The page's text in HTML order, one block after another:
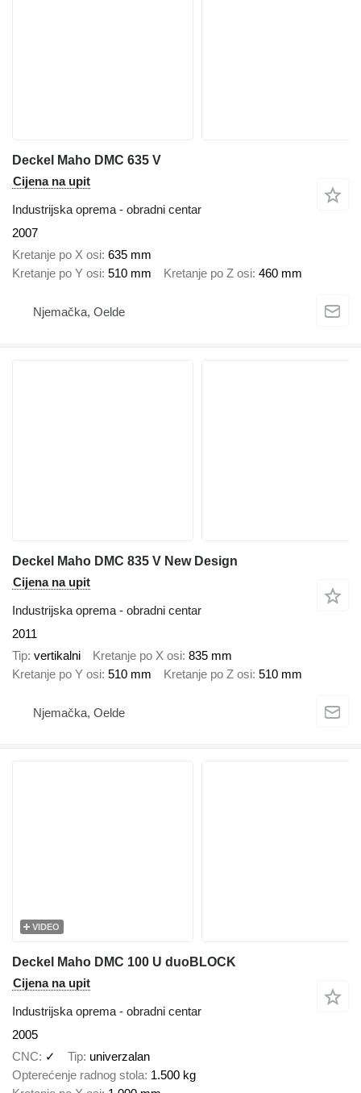
Deckel Maho DMC 635 V
Cijena na upit
Industrijska oprema - obradni centar
2007
Kretanje po X osi 635 mm
Kretanje po Y osi 510 mm Kretanje po Z osi 460 mm
Njemačka, Oelde
Deckel Maho DMC 835 V New Design
Cijena na upit
Industrijska oprema - obradni centar
2011
Tip vertikalni Kretanje po X osi 835 mm
Kretanje po Y osi 510 mm Kretanje po Z osi 510 mm
Njemačka, Oelde
VIDEO
Deckel Maho DMC 100 U duoBLOCK
Cijena na upit
Industrijska oprema - obradni centar
2005
CNC
✓ Tip univerzalan
Opterećenje radnog stola 1.500 kg